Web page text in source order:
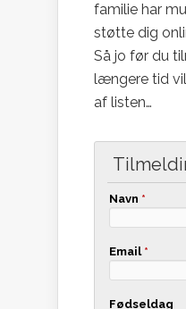
familie har
støtte dig
Så jo før du
længere tid
af listen…
Navn *
Email *
Fødseldag